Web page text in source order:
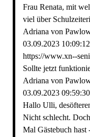
Frau Renata, mit
viel über
Adriana von
03.09.2023 10:09:12
https:­//­www.­xn-­-
Sollte jetzt
Adriana von
03.09.2023 09:59:30
Hallo Ulli,
Nicht schlecht.
Mal Gästebuch hast